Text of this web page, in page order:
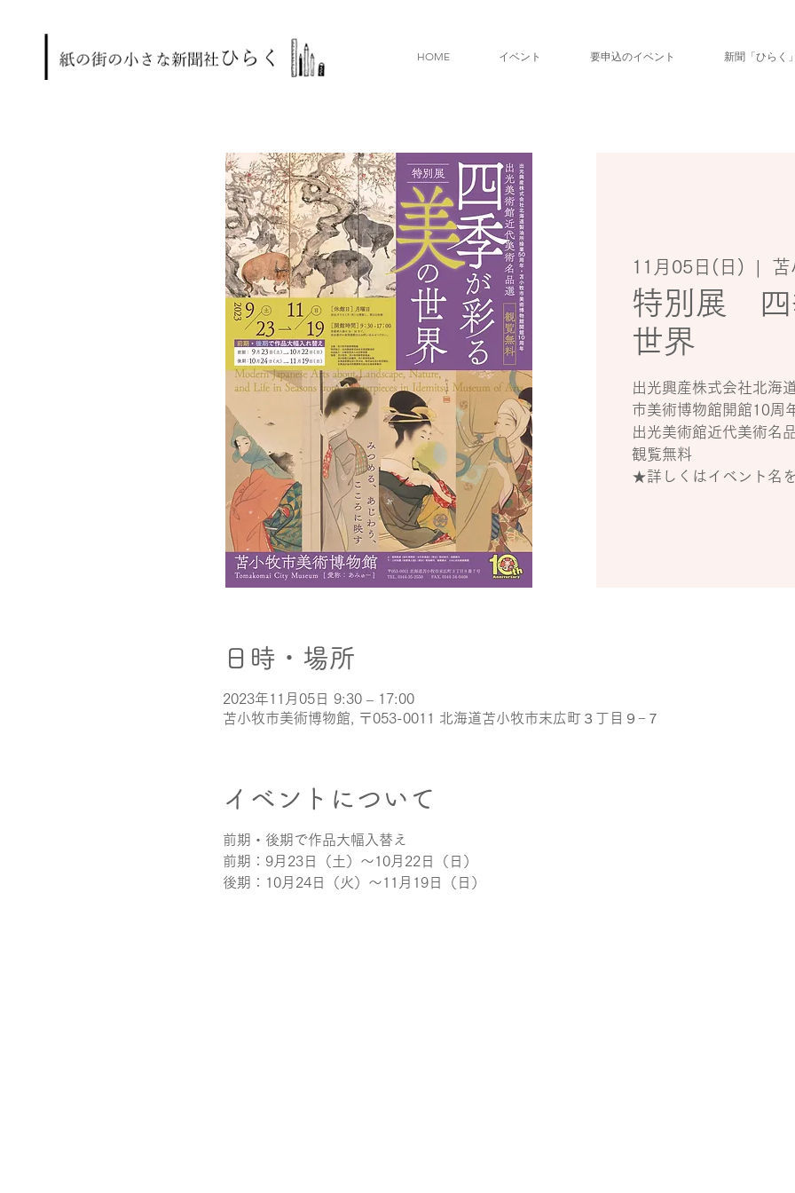
HOME イベント 要申込のイベント 新聞「ひらく」
11月05日(日)
  |
苫
特別展 四
世界
出光興産株式会社北海
市美術博物館開館10周
出光美術館近代美術名
観覧無料
★詳しくはイベント名
日時・場所
2023年11月05日 9:30 – 17:00
苫小牧市美術博物館, 〒053-0011 北海道苫小牧市末広町３丁目９−７
イベントについて
前期・後期で作品大幅入替え
前期：9月23日（土）～10月22日（日）
後期：10月24日（火）～11月19日（日）